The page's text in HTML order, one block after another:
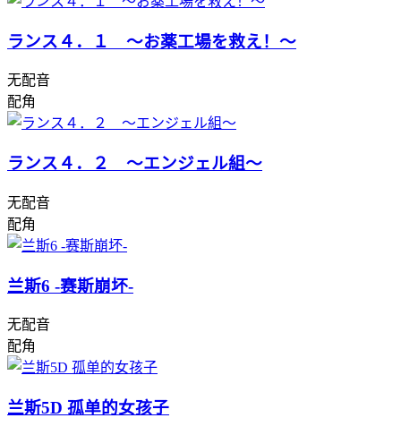
ランス４．１ ～お薬工場を救え！～
无配音
配角
ランス４．２ ～エンジェル組～
无配音
配角
兰斯6 -赛斯崩坏-
无配音
配角
兰斯5D 孤单的女孩子